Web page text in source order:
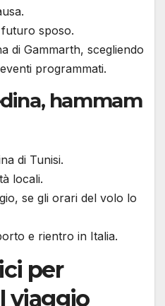
sposo.
di Gammarth, scegliendo
programmati.
hammam
di Tunisi.
locali.
se gli orari del volo lo
e rientro in Italia.
per
viaggio